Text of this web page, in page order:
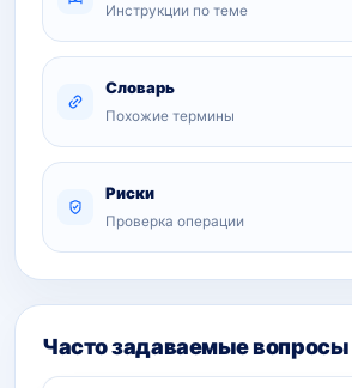
Инструкции по теме
Словарь
Похожие термины
Риски
Проверка операции
Часто задаваемые вопросы